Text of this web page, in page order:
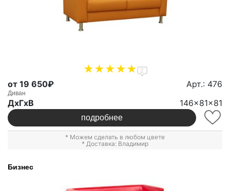
2
от 19 650₽ Арт.: 476
Диван
ДxГxВ 146x81x81
подробнее
* Можем сделать в любом цвете
* Доставка: Владимир
Бизнес